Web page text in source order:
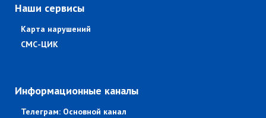
Наши сервисы
Карта нарушений
СМС-ЦИК
Информационные каналы
Телеграм: Основной канал